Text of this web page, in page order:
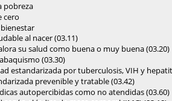
pobreza
cero
al nacer (03.11)
su salud como buena o muy buena (03.20)
(03.30)
estandarizada por tuberculosis, VIH y
prevenible y tratable (03.42)
autopercibidas como no atendidas (03.60)